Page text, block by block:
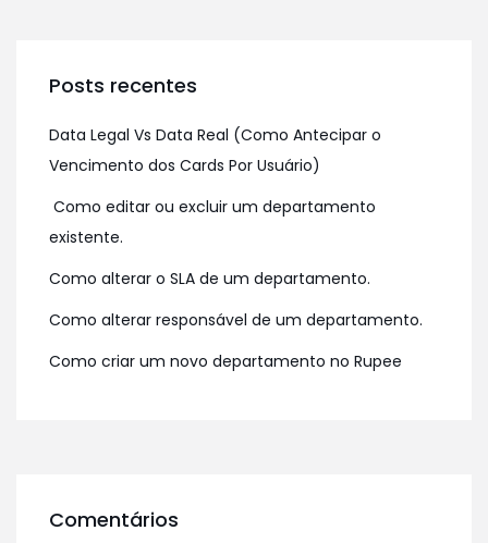
Posts recentes
Data Legal Vs Data Real (Como Antecipar o
Vencimento dos Cards Por Usuário)
Como editar ou excluir um departamento
existente.
Como alterar o SLA de um departamento.
Como alterar responsável de um departamento.
Como criar um novo departamento no Rupee
Comentários